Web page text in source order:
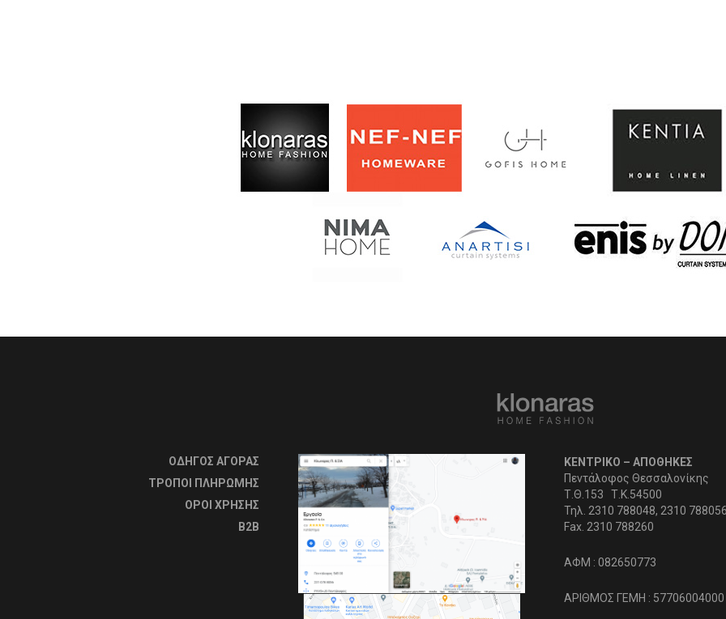
ΟΔΗΓΟΣ ΑΓΟΡΑΣ
ΤΡΟΠΟΙ ΠΛΗΡΩΜΗΣ
OΡΟΙ ΧΡΗΣΗΣ
B2B
ΚΕΝΤΡΙΚΟ – ΑΠΟΘΗΚΕΣ
Πεντάλοφος Θεσσαλονίκης
Τ.Θ.153 Τ.Κ.54500
Τηλ. 2310 788048, 2310 788056
Fax. 2310 788260
ΑΦΜ : 082650773
ΑΡΙΘΜΟΣ ΓΕΜΗ : 57706004000